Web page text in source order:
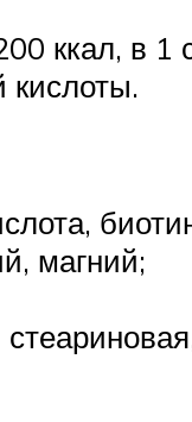
ккал, в
кислоты.
магний;